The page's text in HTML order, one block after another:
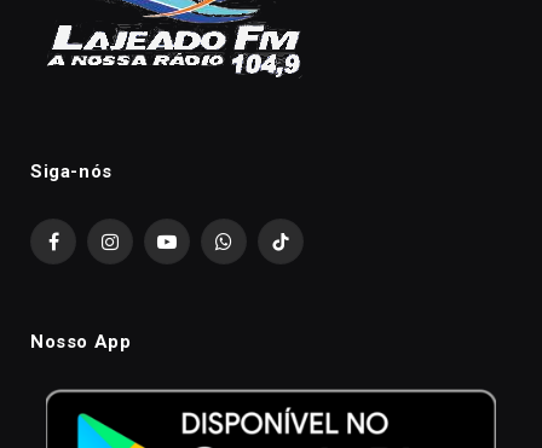
Siga-nós
FacebookInstagramYouTubeWhatsAppTikTok
Nosso App